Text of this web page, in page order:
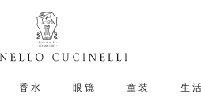
香水 眼镜 童装 生